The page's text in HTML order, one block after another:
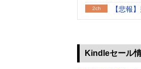
2ch 【悲報
海外翻訳
韓国人
うのを
海外翻訳 海外「
Kindleセール